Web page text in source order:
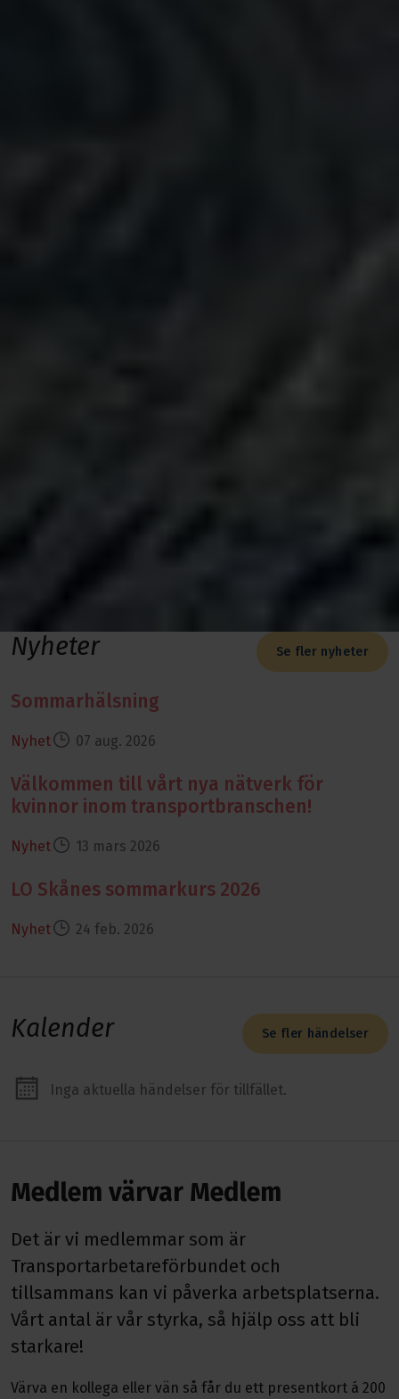
Nyheter Se fler nyheter
Läs mer om Sommarhälsning
Sommarhälsning
Nyhet 07 aug. 2026
Läs mer om Välkommen till vårt nya nätverk för kvinnor
Välkommen till vårt nya nätverk för
kvinnor inom transportbranschen!
Nyhet 13 mars 2026
Läs mer om LO Skånes sommarkurs 2026
LO Skånes sommarkurs 2026
Nyhet 24 feb. 2026
Kalender Se fler händelser
Inga aktuella händelser för tillfället.
Medlem värvar Medlem
Det är vi medlemmar som är
Transportarbetareförbundet och
tillsammans kan vi påverka arbetsplatserna.
Vårt antal är vår styrka, så hjälp oss att bli
starkare!
Värva en kollega eller vän så får du ett presentkort á 200